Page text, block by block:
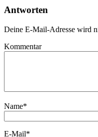
Antworten
Deine E-Mail-Adresse wird
Kommentar
Name*
E-Mail*